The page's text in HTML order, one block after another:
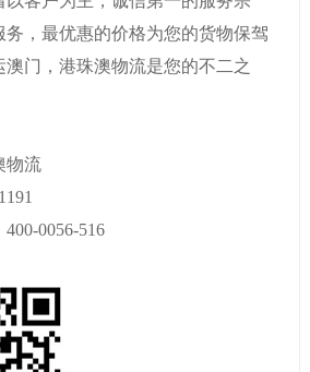
务，最优惠的价格为您的货物保驾
门， 港珠澳物流是您的不二之
物流
0056-516